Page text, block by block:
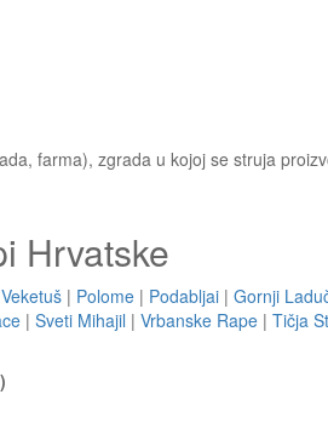
farma), zgrada u kojoj se struja
Hrvatske
Veketuš | Polome | Podabljai | Gornji
| Sveti Mihajil | Vrbanske Rape | Tičja